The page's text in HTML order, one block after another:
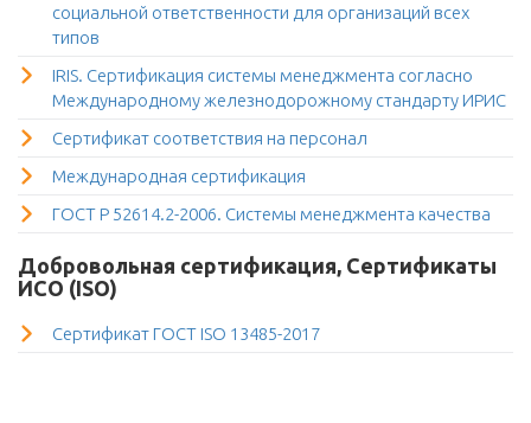
социальной ответственности для организаций всех
типов
IRIS. Сертификация системы менеджмента согласно
Международному железнодорожному стандарту ИРИС
Сертификат соответствия на персонал
Международная сертификация
ГОСТ Р 52614.2-2006. Системы менеджмента качества
Добровольная сертификация, Сертификаты
ИСО (ISO)
Сертификат ГОСТ ISO 13485-2017